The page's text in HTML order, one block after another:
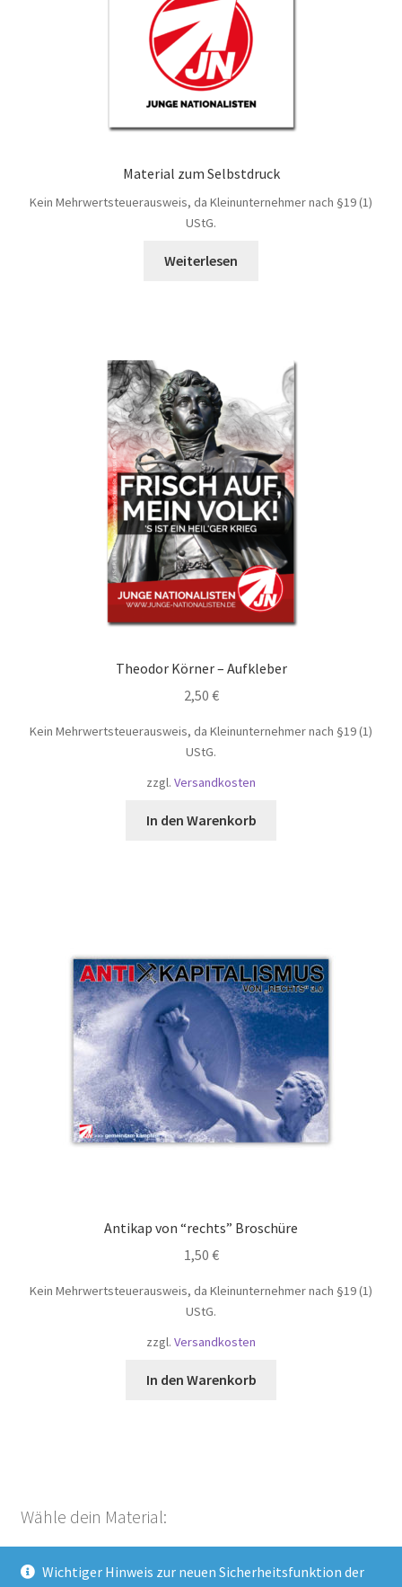
Wichtiger Hinweis zur neuen Sicherheitsfunktion der
Material zum Selbstdruck
Kein Mehrwertsteuerausweis, da Kleinunternehmer nach §19 (1)
UStG.
Weiterlesen
Theodor Körner – Aufkleber
2,50 €
Kein Mehrwertsteuerausweis, da Kleinunternehmer nach §19 (1)
UStG.
zzgl. Versandkosten
In den Warenkorb
Antikap von “rechts” Broschüre
1,50 €
Kein Mehrwertsteuerausweis, da Kleinunternehmer nach §19 (1)
UStG.
zzgl. Versandkosten
In den Warenkorb
Wähle dein Material:
×
Aufkleber (51)